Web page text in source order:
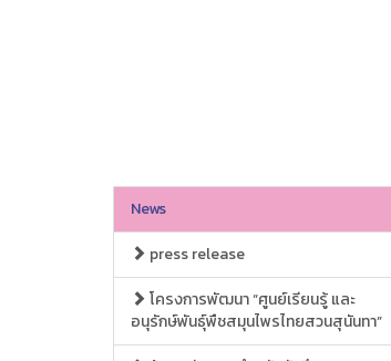
News
press release
โครงการพัฒนา “ศูนย์เรียนรู้ และ
อนุรักษ์พันธุ์พืชสมุนไพรไทยสวนสุนันทา”